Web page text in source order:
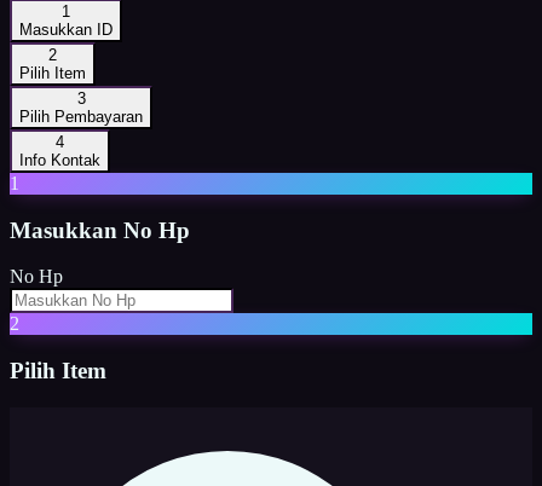
1
Masukkan ID
2
Pilih Item
3
Pilih Pembayaran
4
Info Kontak
1
Masukkan No Hp
No Hp
2
Pilih Item